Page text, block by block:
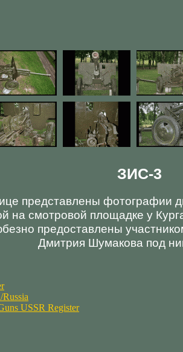
ЗИС-3
представлены фотографии
на смотровой площадке у
предоставлены
Дмитрия Шумакова под
USSR Register